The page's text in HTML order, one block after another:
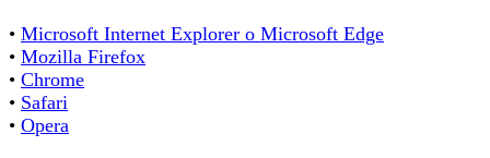
• Microsoft Internet Explorer o Microsoft Edge
• Mozilla Firefox
• Chrome
• Safari
• Opera